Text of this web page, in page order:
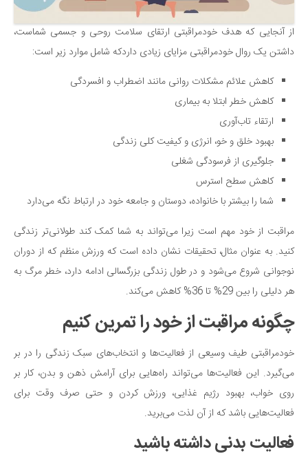
فناوری‌ها
نجوم و هوا فضا
زمین و محیط زیست
خودرو
سرگرمی
دانستنی‌ها
بازی
طنز
فال
مسابقه
اخبار
از آنجایی که هدف خودمراقبتی ارتقای سلامت روحی و جسمی شماست،
داشتن یک روال خودمراقبتی مزایای زیادی داردکه شامل موارد زیر است:
کاهش علائم مشکلات روانی مانند اضطراب و افسردگی
کاهش خطر ابتلا به بیماری
ارتقاء تاب‌آوری
بهبود خلق و خو، انرژی و کیفیت کلی زندگی
جلوگیری از فرسودگی شغلی
کاهش سطح استرس
شما را بیشتر با خانواده، دوستان و جامعه خود در ارتباط نگه می‌دارد
مراقبت از خود مهم است زیرا می‌تواند به شما کمک کند طولانی‌تر زندگی
کنید. به عنوان مثال، تحقیقات نشان داده است که ورزش منظم که از دوران
نوجوانی شروع می‌شود و در طول زندگی بزرگسالی ادامه دارد، خطر مرگ به
هر دلیلی را بین 29% تا 36% کاهش می‌کند.
چگونه مراقبت از خود را تمرین کنیم
خودمراقبتی طیف وسیعی از فعالیت‌ها و انتخاب‌های سبک زندگی را در بر
می‌گیرد. این فعالیت‌ها می‌تواند راه‌هایی برای آرامش ذهن و بدن، کار بر
روی خواب، بهبود رژیم غذایی، ورزش کردن و حتی صرف وقت برای
فعالیت‌هایی باشد که از آن لذت می‌برید.
فعالیت بدنی داشته باشید